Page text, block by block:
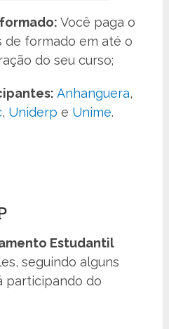
formado:Você paga o
formado em até o
do seu curso;
Anhanguera,
, Uniderp e Unime.
Estudantil
seguindo alguns
participando do